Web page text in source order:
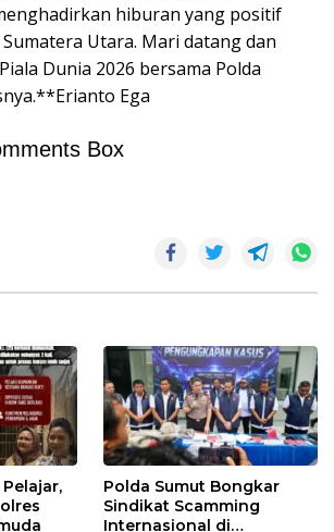
hiburan yang positif
Utara. Mari datang dan
Dunia 2026 bersama Polda
Ega
Box
Polda Sumut Bongkar
Sindikat Scamming
Internasional di